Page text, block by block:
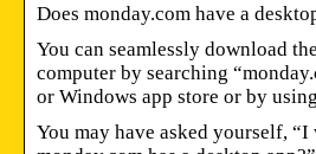
Does monday.com have a
You can seamlessly download
computer by searching
or Windows app store or by
You may have asked yourself,